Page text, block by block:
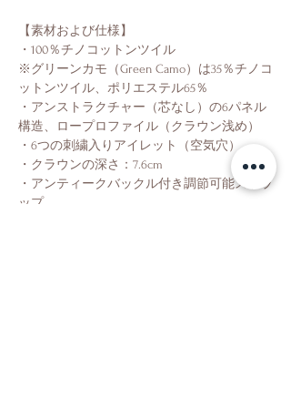
【素材および仕様】
・100％チノコットンツイル
※グリーンカモ（Green Camo）は35％チノコ
ットンツイル、ポリエステル65％
・アンストラクチャー（芯なし）の6パネル
構造、ロープロファイル（クラウン浅め）
・6つの刺繍入りアイレット（空気穴）
・クラウンの深さ：7.6cm
・アンティークバックル付き調節可能ストラ
ップ